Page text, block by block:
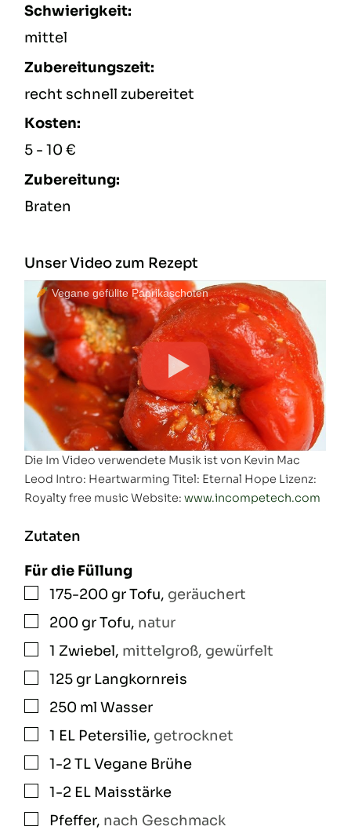
Schwierigkeit:
mittel
Zubereitungszeit:
recht schnell zubereitet
Kosten:
5 - 10 €
Zubereitung:
Braten
Unser Video zum Rezept
Vegane gefüllte Paprikaschoten
Die Im Video verwendete Musik ist von Kevin Mac
Leod Intro: Heartwarming Titel: Eternal Hope Lizenz:
Royalty free music Website:www.incompetech.com
Zutaten
Für die Füllung
▢
175-200 gr Tofu, geräuchert
▢
200 gr Tofu, natur
▢
1 Zwiebel, mittelgroß, gewürfelt
▢
125 gr Langkornreis
▢
250 ml Wasser
▢
1 EL Petersilie, getrocknet
▢
1-2 TL Vegane Brühe
▢
1-2 EL Maisstärke
▢
Pfeffer, nach Geschmack